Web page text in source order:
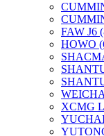
FAW J6
HOWO
XCMG